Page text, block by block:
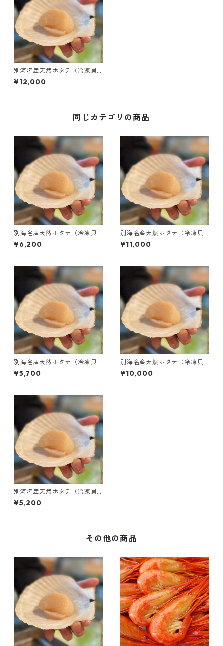
別海名産天然ホタテ（冷凍貝
柱・2Lサイズ･1kg）
¥12,000
同じカテゴリの商品
別海名産天然ホタテ（冷凍貝
柱・2Lサイズ･500g）
¥6,200
別海名産天然ホタテ（冷凍貝
柱・Lサイズ･1kg）
¥11,000
別海名産天然ホタテ（冷凍貝
柱・Lサイズ･500g）
¥5,700
別海名産天然ホタテ（冷凍貝
柱・Mサイズ・1kg）
¥10,000
別海名産天然ホタテ（冷凍貝
柱・Mサイズ・500g）
¥5,200
その他の商品